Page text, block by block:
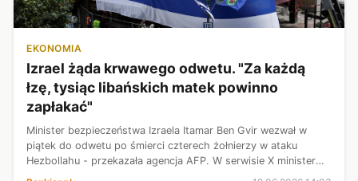
EKONOMIA
Izrael żąda krwawego odwetu. "Za każdą
łzę, tysiąc libańskich matek powinno
zapłakać"
Minister bezpieczeństwa Izraela Itamar Ben Gvir wezwał w
piątek do odwetu po śmierci czterech żołnierzy w ataku
Hezbollahu - przekazała agencja AFP. W serwisie X minister
oświadczył, że na Bliskim Wschodzie „nie wygrywa się